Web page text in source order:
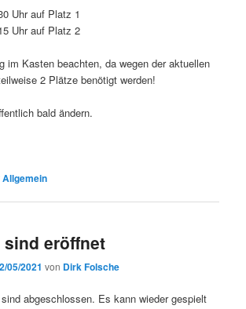
Uhr auf Platz 1
Uhr auf Platz 2
im Kasten beachten, da wegen der aktuellen
2 Plätze benötigt werden!
bald ändern.
Allgemein
sind eröffnet
05/2021 von Dirk Folsche
abgeschlossen. Es kann wieder gespielt